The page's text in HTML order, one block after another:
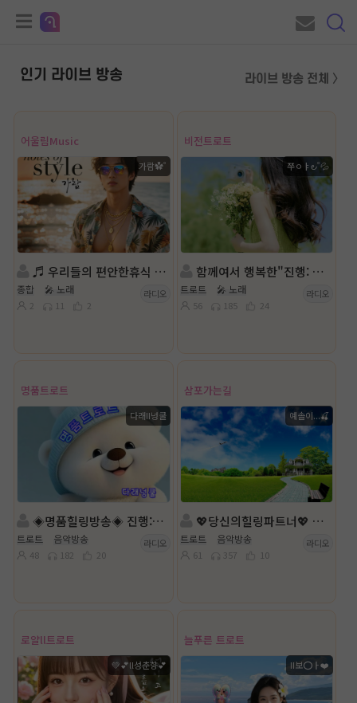
인기 라이브 방송 라이브 방송 전체 〉
어울림Music
가람✿˚
♬ 우리들의 편안한휴식 공간♬
종합 🎤 노래
2 11 2
라디오
비전트로트
쭈ㅇㅑ౿˚💦
함께여서 행복한"진행: 쭈ㅇㅑ౿˚💦 ◈담: 무늬만공주
트로트 🎤 노래
56 185 24
라디오
명품트로트
다래II넝쿨
◈명품힐링방송◈ 진행: 다래II넝쿨 ◈담: 달ee💞 ◈
트로트 음악방송
48 182 20
라디오
삼포가는길
예솔이...🍒
💖당신의힐링파트너💖 진행:예솔이...🍒 담: 행복한여왕
트로트 음악방송
61 357 10
라디오
로얄ll트로트
💚💕ll성춘향💕
늘푸른 트로트
II보⭕ㅏ❤️